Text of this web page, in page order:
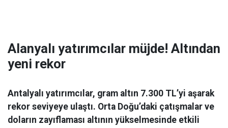
Alanyalı yatırımcılar müjde! Altından
yeni rekor
Antalyalı yatırımcılar, gram altın 7.300 TL’yi aşarak
rekor seviyeye ulaştı. Orta Doğu’daki çatışmalar ve
doların zayıflaması altının yükselmesinde etkili